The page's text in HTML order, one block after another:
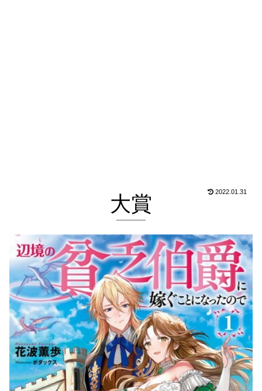
2022.01.31
大賞